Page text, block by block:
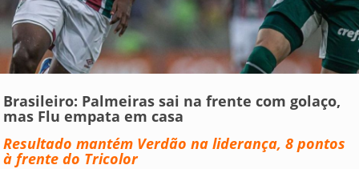
Brasileiro: Palmeiras sai na frente com golaço,
mas Flu empata em casa
Resultado mantém Verdão na liderança, 8 pontos
à frente do Tricolor